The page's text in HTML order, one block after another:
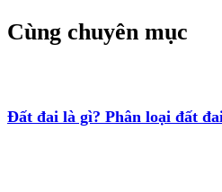
Cùng chuyên mục
Đất đai là gì? Phân loại đất